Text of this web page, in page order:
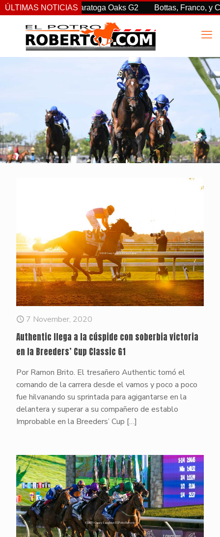
ÚLTIMAS NOTICIAS
en las Saratoga Oaks G2 Bottas, Franco, y Clement,
7 November, 2020
Authentic llega a la cúspide con soberbia victoria
en la Breeders’ Cup Classic G1
Por Ramon Brito. El tresañero Authentic tomó el
comando de la carrera desde el vamos y poco a poco
fue hilvanando su sprintada para agigantarse en la
delantera y superar a su compañero de establo
Improbable en la Breeders’ Cup […]